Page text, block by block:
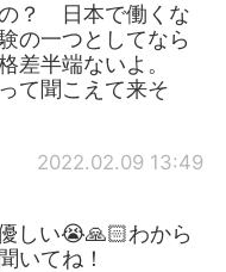
？ 日本で働くな
の一つとしてなら
差半端ないよ。
て聞こえて来そ
2022.02.09 13:49
しい😭🙏🏻わから
いてね！